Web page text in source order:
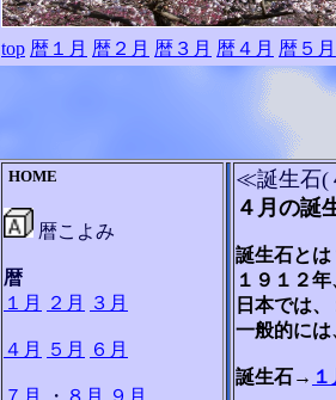
top 暦１月 暦２月 暦３月 暦４月 暦５月
HOME
暦こよみ
暦
１月
２月 ３月
４月 ５月 ６月
７月 ・ ８月 ９月
≪誕生石(
４月の誕
誕生石とは
１９１２
日本では
一般的には
誕生石→ １